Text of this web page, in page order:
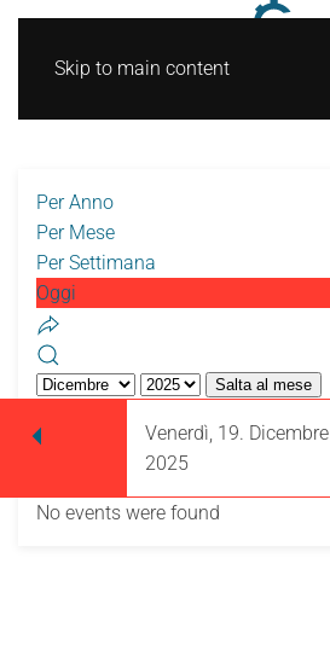
Skip to main content
Per Anno
Per Mese
Per Settimana
Oggi
Salta al mese
Venerdì, 19. Dicembre
2025
No events were found